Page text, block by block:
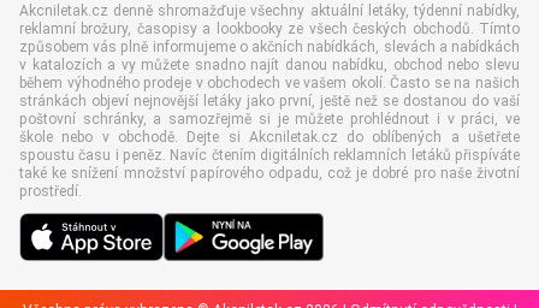
Akcniletak.cz denně shromažďuje všechny aktuální letáky, týdenní nabídky,
reklamní brožury, časopisy a lookbooky ze všech českých obchodů. Tímto
způsobem vás plně informujeme o akčních nabídkách, slevách a nabídkách
v katalozích a vy můžete snadno najít danou nabídku, obchod nebo slevu
během výhodného prodeje v obchodech ve vašem okolí. Často se na našich
stránkách objeví nejnovější letáky jako první, ještě než se dostanou do vaší
poštovní schránky, a samozřejmě si je můžete prohlédnout i v práci, ve
škole nebo v obchodě. Dejte si Akcniletak.cz do oblíbených a ušetřete
spoustu času i peněz. Navíc čtením digitálních reklamních letáků přispíváte
také ke snížení množství papírového odpadu, což je dobré pro naše životní
prostředí.